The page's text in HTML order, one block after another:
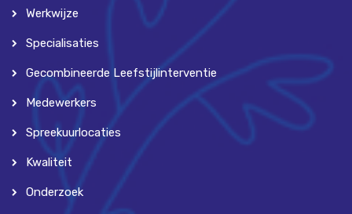
Werkwijze
Specialisaties
Gecombineerde Leefstijlinterventie
Medewerkers
Spreekuurlocaties
Kwaliteit
Onderzoek